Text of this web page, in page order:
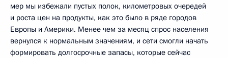
мер мы избежали пустых полок, километровых очередей
и роста цен на продукты, как это было в ряде городов
Европы и Америки. Менее чем за месяц спрос населения
вернулся к нормальным значениям, и сети смогли начать
формировать долгосрочные запасы, которые сейчас